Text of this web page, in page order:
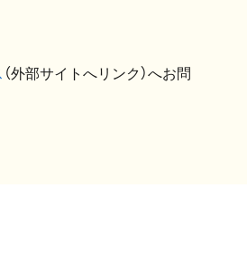
（外部サイトへリンク）へお問